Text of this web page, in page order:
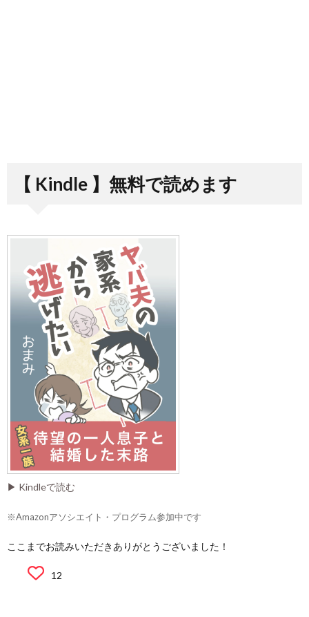
【 Kindle 】無料で読めます
▶ Kindleで読む
※Amazonアソシエイト・プログラム参加中です
ここまでお読みいただきありがとうございました！
12